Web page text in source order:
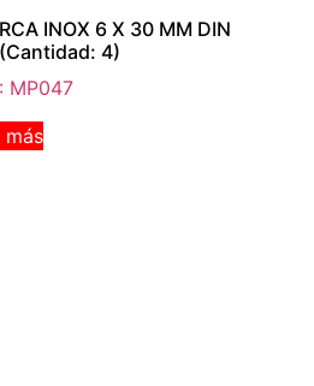
INOX 6 X 30 MM DIN
4)
MP047
más